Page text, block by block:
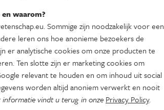
artikel delen op:
waarom?
Sommige zijn noodzakelijk voor een
leren ons hoe anonieme bezoekers de
er analytische cookies om onze producten te
Ten slotte zijn er marketing cookies om
relevant te houden en om inhoud uit social
worden altijd anoniem verwerkt en nooit
informatie vindt u terug in onze Privacy Policy.